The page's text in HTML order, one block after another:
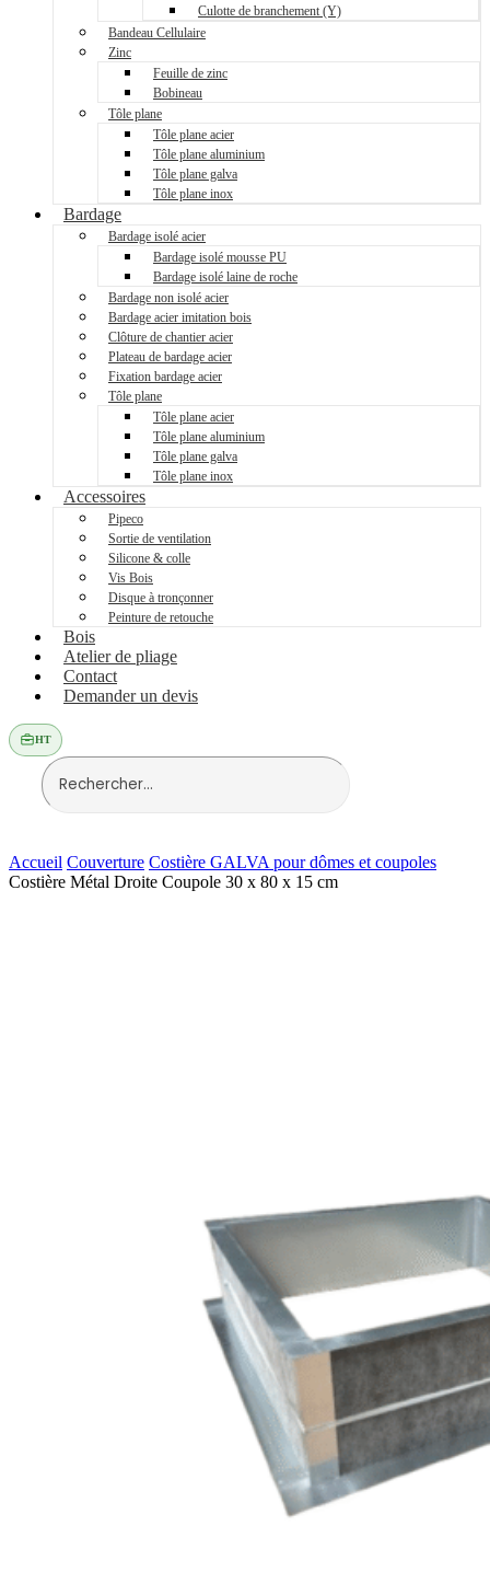
Culotte de branchement (Y)
Bandeau Cellulaire
Zinc
Feuille de zinc
Bobineau
Tôle plane
Tôle plane acier
Tôle plane aluminium
Tôle plane galva
Tôle plane inox
Bardage
Bardage isolé acier
Bardage isolé mousse PU
Bardage isolé laine de roche
Bardage non isolé acier
Bardage acier imitation bois
Clôture de chantier acier
Plateau de bardage acier
Fixation bardage acier
Tôle plane
Tôle plane acier
Tôle plane aluminium
Tôle plane galva
Tôle plane inox
Accessoires
Pipeco
Sortie de ventilation
Silicone & colle
Vis Bois
Disque à tronçonner
Peinture de retouche
Bois
Atelier de pliage
Contact
Demander un devis
HT
Accueil Couverture Costière GALVA pour dômes et coupoles
Costière Métal Droite Coupole 30 x 80 x 15 cm